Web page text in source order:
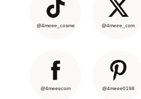
@4meee_cosme @4meee_com
@4meeecom @4meee0198